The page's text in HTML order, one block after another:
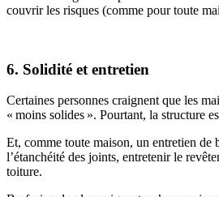
couvrir les risques (comme pour toute
6. Solidité et entretien
Certaines personnes craignent que les
« moins solides ». Pourtant, la structure
Et, comme toute maison, un entretien de
l’étanchéité des joints, entretenir le
toiture.